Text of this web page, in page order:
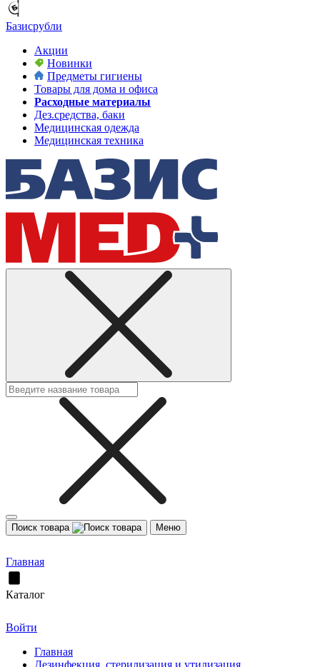
Базисрубли
Акции
Новинки
Предметы гигиены
Товары для дома и офиса
Расходные материалы
Дез.средства, баки
Медицинская одежда
Медицинская техника
Поиск товара Меню
Главная
Каталог
Войти
Главная
Дезинфекция, стерилизация и утилизация